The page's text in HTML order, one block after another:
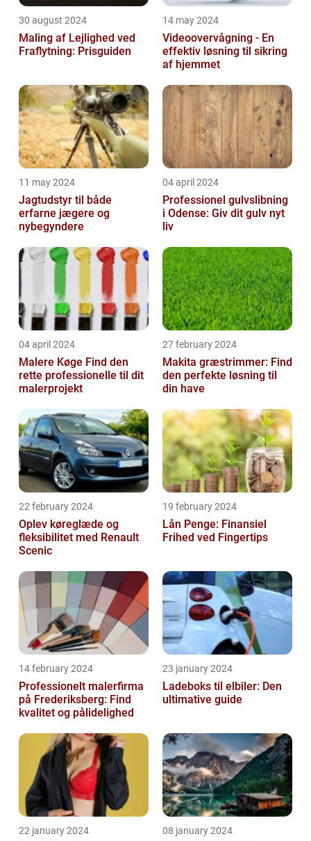
30 august 2024
Maling af Lejlighed ved
Fraflytning: Prisguiden
14 may 2024
Videoovervågning - En
effektiv løsning til sikring
af hjemmet
11 may 2024
Jagtudstyr til både
erfarne jægere og
nybegyndere
04 april 2024
Professionel gulvslibning
i Odense: Giv dit gulv nyt
liv
04 april 2024
Malere Køge Find den
rette professionelle til dit
malerprojekt
27 february 2024
Makita græstrimmer: Find
den perfekte løsning til
din have
22 february 2024
Oplev køreglæde og
fleksibilitet med Renault
Scenic
19 february 2024
Lån Penge: Finansiel
Frihed ved Fingertips
14 february 2024
Professionelt malerfirma
på Frederiksberg: Find
kvalitet og pålidelighed
23 january 2024
Ladeboks til elbiler: Den
ultimative guide
22 january 2024 08 january 2024